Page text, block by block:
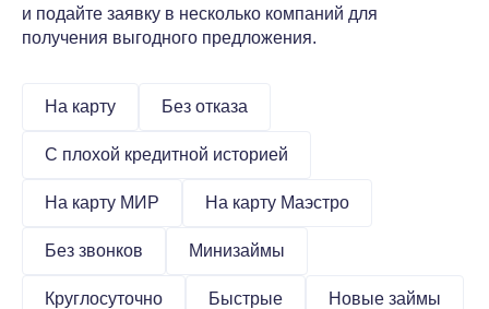
и подайте заявку в несколько компаний для
получения выгодного предложения.
На карту Без отказа
С плохой кредитной историей
На карту МИР На карту Маэстро
Без звонков Минизаймы
Круглосуточно Быстрые Новые займы